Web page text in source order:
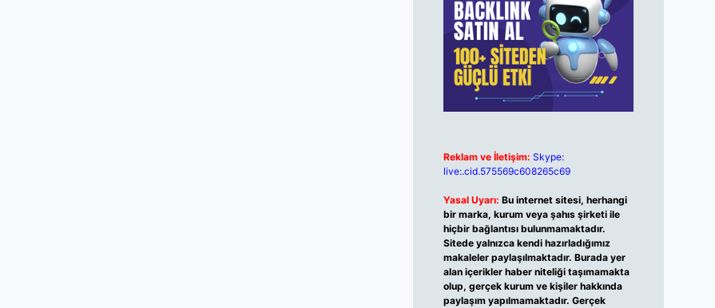
Reklam ve İletişim: Skype:
live:.cid.575569c608265c69
Yasal Uyarı: Bu internet sitesi, herhangi
bir marka, kurum veya şahıs şirketi ile
hiçbir bağlantısı bulunmamaktadır.
Sitede yalnızca kendi hazırladığımız
makaleler paylaşılmaktadır. Burada yer
alan içerikler haber niteliği taşımamakta
olup, gerçek kurum ve kişiler hakkında
paylaşım yapılmamaktadır. Gerçek